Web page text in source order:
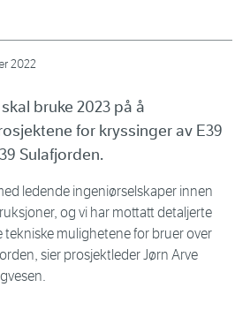
2022
bruke 2023 på å
for kryssinger av E39
Sulafjorden.
ledende ingeniørselskaper innen
og vi har mottatt detaljerte
tekniske mulighetene for bruer over
sier prosjektleder Jørn Arve